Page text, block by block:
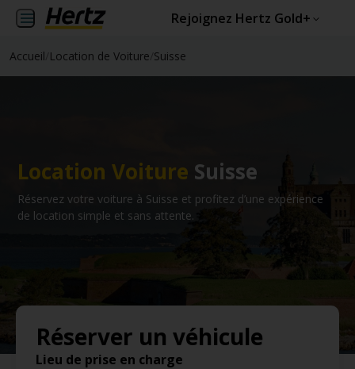
Rejoignez Hertz Gold+
Accueil Location de Voiture Suisse
Location Voiture Suisse
Réservez votre voiture à Suisse et profitez d’une expérience
de location simple et sans attente.
Réserver un véhicule
Lieu de prise en charge